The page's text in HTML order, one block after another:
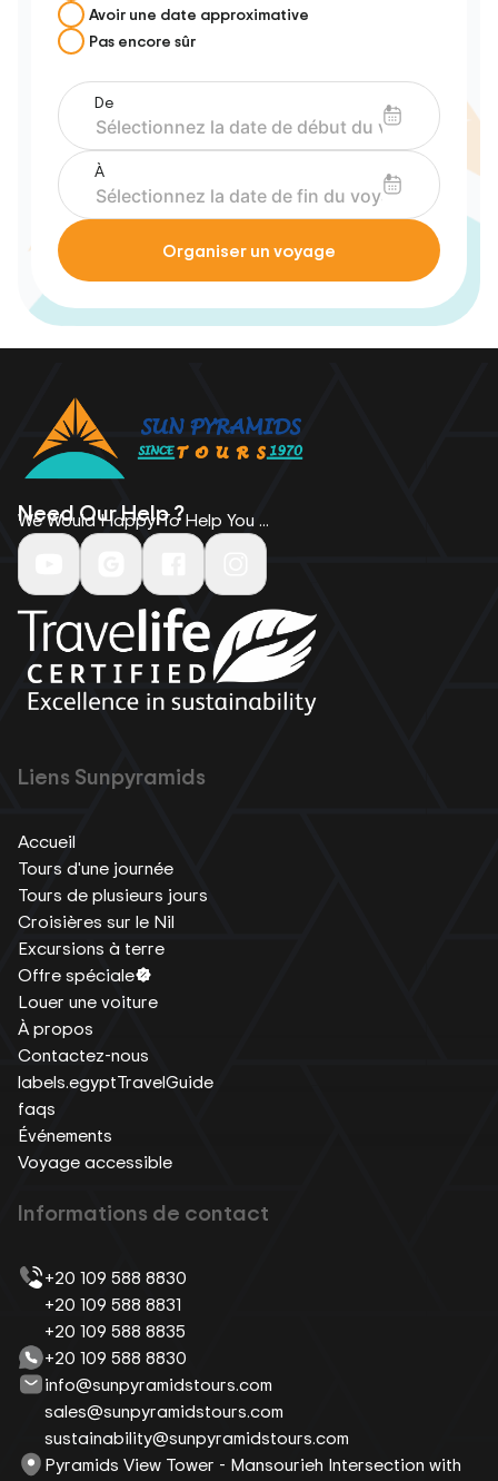
Avoir une date approximative
Pas encore sûr
De
À
Organiser un voyage
Need Our Help ?
We Would Happy To Help You ...
Liens Sunpyramids
Accueil
Tours d'une journée
Tours de plusieurs jours
Croisières sur le Nil
Excursions à terre
Offre spéciale
Louer une voiture
À propos
Contactez-nous
labels.egyptTravelGuide
faqs
Événements
Voyage accessible
Informations de contact
+20 109 588 8830
+20 109 588 8831
+20 109 588 8835
+20 109 588 8830
info@sunpyramidstours.com
sales@sunpyramidstours.com
sustainability@sunpyramidstours.com
Pyramids View Tower - Mansourieh Intersection with